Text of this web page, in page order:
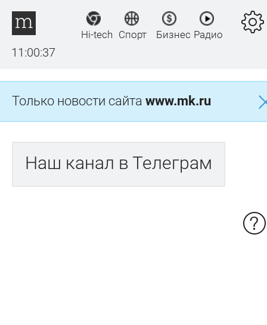
11:00:37
Hi-tech Спорт Бизнес Радио
Только новости сайта www.mk.ru
Наш канал в Телеграм